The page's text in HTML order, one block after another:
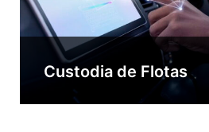
Custodia de Flotas